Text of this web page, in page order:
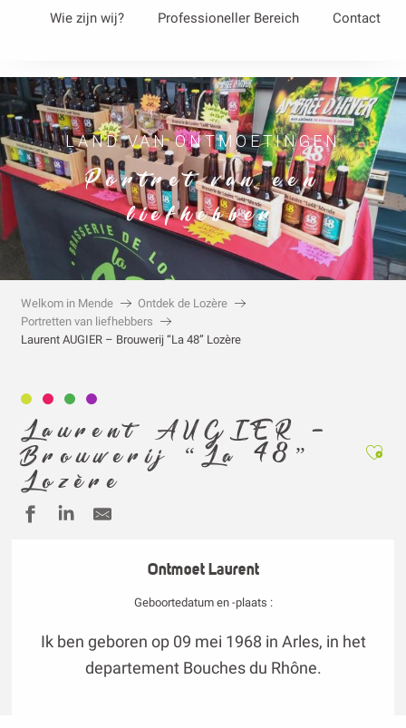
principal
Wie zijn wij? Professioneller Bereich Contact
LAND VAN ONTMOETINGEN
Portret van een
liefhebber
Welkom in Mende
Ontdek de Lozère
Portretten van liefhebbers
Laurent AUGIER – Brouwerij “La 48” Lozère
Laurent AUGIER –
Brouwerij “La 48”
Lozère
Ontmoet Laurent
Geboortedatum en -plaats :
Ik ben geboren op 09 mei 1968 in Arles, in het
departement Bouches du Rhône.